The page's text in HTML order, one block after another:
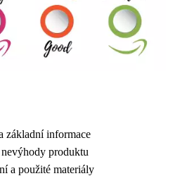
základní informace
produktu
a použité materiály